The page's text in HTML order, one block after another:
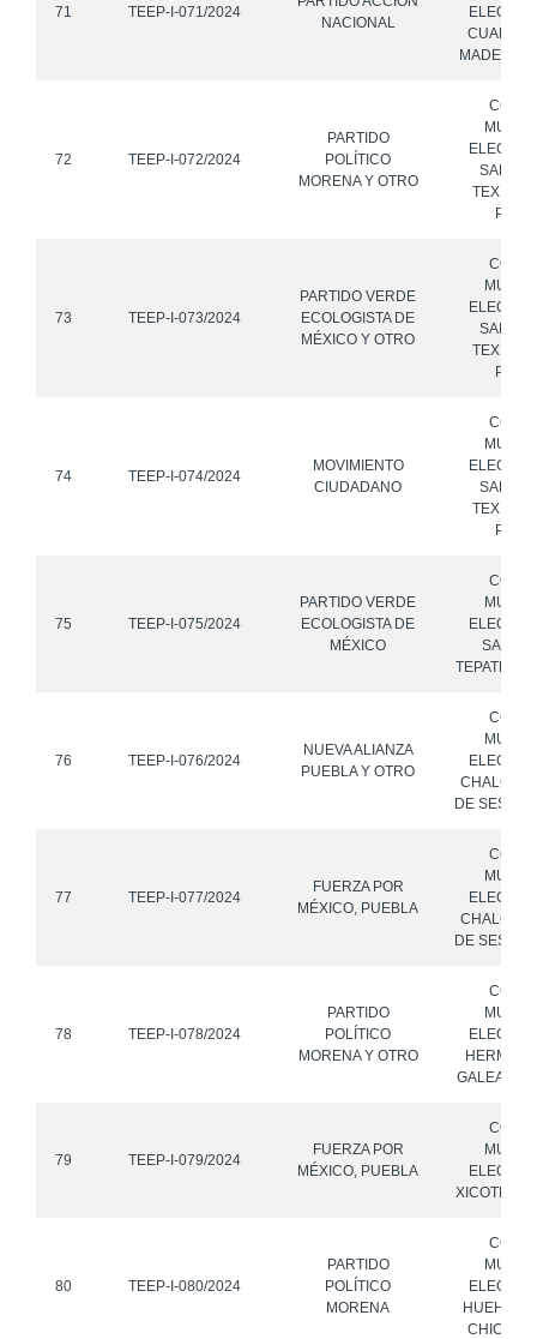
71 TEEP-I-071/2024
NACIONAL
MADERO,
72 TEEP-I-072/2024
PARTIDO
POLÍTICO
MORENA Y OTRO
SAN
73 TEEP-I-073/2024
PARTIDO VERDE
ECOLOGISTA DE
MÉXICO Y OTRO
SAN
74 TEEP-I-074/2024
MOVIMIENTO
CIUDADANO
SAN
75 TEEP-I-075/2024
PARTIDO VERDE
ECOLOGISTA DE
MÉXICO
SAN
TEPATLÁN,
76 TEEP-I-076/2024
NUEVA ALIANZA
PUEBLA Y OTRO
DE SESMA,
77 TEEP-I-077/2024
FUERZA POR
MÉXICO, PUEBLA
DE SESMA,
78 TEEP-I-078/2024
PARTIDO
POLÍTICO
MORENA Y OTRO
GALEANA,
79 TEEP-I-079/2024
FUERZA POR
MÉXICO, PUEBLA
XICOTLÁN,
80 TEEP-I-080/2024
PARTIDO
POLÍTICO
MORENA
CHICO,